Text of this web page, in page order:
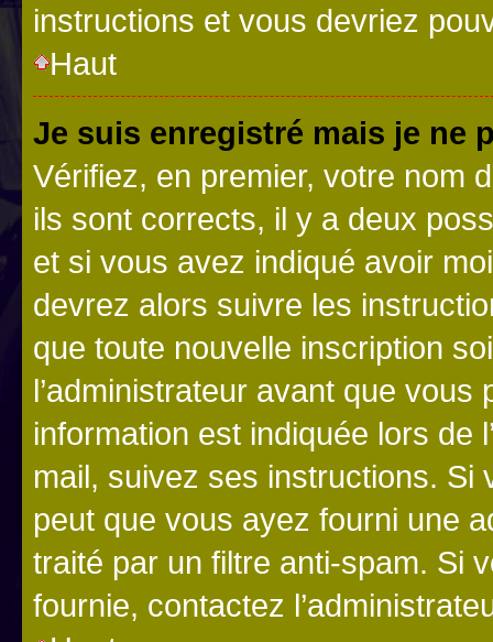
instructions et vous devriez
Haut
Je suis enregistré mais je ne
Vérifiez, en premier, votre nom
ils sont corrects, il y a deux
et si vous avez indiqué avoir
devrez alors suivre les
que toute nouvelle inscription
l’administrateur avant que
information est indiquée lors de
mail, suivez ses instructions. Si
peut que vous ayez fourni une
traité par un filtre anti-spam. Si
fournie, contactez